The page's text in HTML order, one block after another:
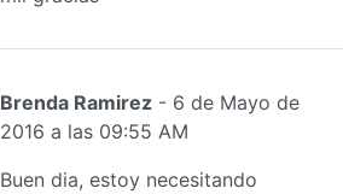
Brenda Ramirez - 6 de Mayo de
2016 a las 09:55 AM
Buen dia, estoy necesitando